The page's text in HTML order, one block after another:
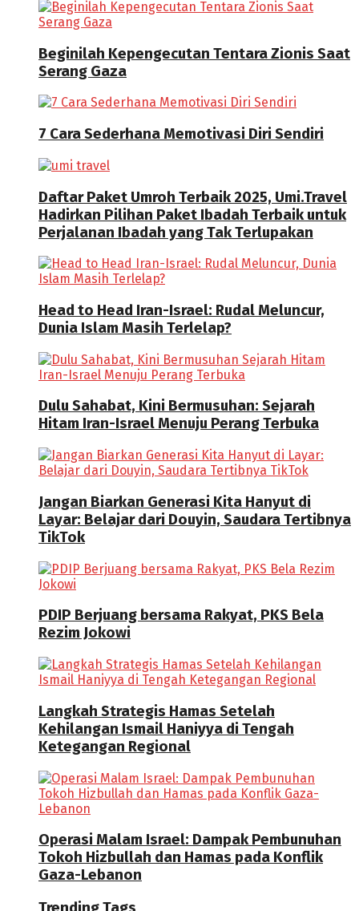
Beginilah Kepengecutan Tentara Zionis Saat
Serang Gaza
7 Cara Sederhana Memotivasi Diri Sendiri
Daftar Paket Umroh Terbaik 2025, Umi.Travel
Hadirkan Pilihan Paket Ibadah Terbaik untuk
Perjalanan Ibadah yang Tak Terlupakan
Head to Head Iran-Israel: Rudal Meluncur,
Dunia Islam Masih Terlelap?
Dulu Sahabat, Kini Bermusuhan: Sejarah
Hitam Iran-Israel Menuju Perang Terbuka
Jangan Biarkan Generasi Kita Hanyut di
Layar: Belajar dari Douyin, Saudara Tertibnya
TikTok
PDIP Berjuang bersama Rakyat, PKS Bela
Rezim Jokowi
Langkah Strategis Hamas Setelah
Kehilangan Ismail Haniyya di Tengah
Ketegangan Regional
Operasi Malam Israel: Dampak Pembunuhan
Tokoh Hizbullah dan Hamas pada Konflik
Gaza-Lebanon